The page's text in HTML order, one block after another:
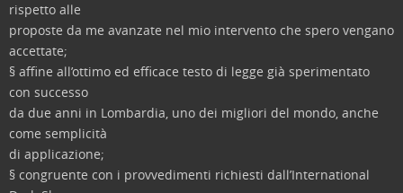
rispetto alle
proposte da me avanzate nel mio intervento che spero vengano
accettate;
§ affine all’ottimo ed efficace testo di legge già sperimentato
con successo
da due anni in Lombardia, uno dei migliori del mondo, anche
come semplicità
di applicazione;
§ congruente con i provvedimenti richiesti dall’International